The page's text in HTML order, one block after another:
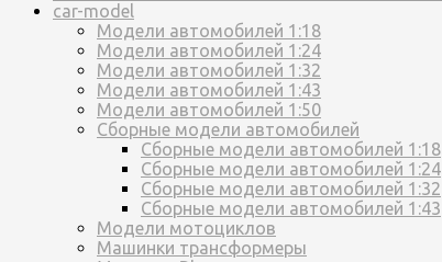
car-model
Модели автомобилей 1:18
Модели автомобилей 1:24
Модели автомобилей 1:32
Модели автомобилей 1:43
Модели автомобилей 1:50
Сборные модели автомобилей
Сборные модели автомобилей 1:18
Сборные модели автомобилей 1:24
Сборные модели автомобилей 1:32
Сборные модели автомобилей 1:43
Модели мотоциклов
Машинки трансформеры